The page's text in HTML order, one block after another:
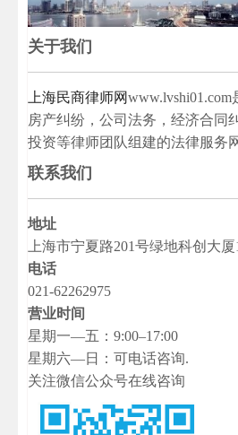
关于我们
上海民商律师网
房产纠纷，公司法务，经济合同
投资等律师团队组建的法律服务
联系我们
地址
上海市宁夏路201号绿地科创大
电话
021-62262975
营业时间
星期一—五：9:00–17:00
星期六—日：可电话咨询.
关注微信公众号在线咨询